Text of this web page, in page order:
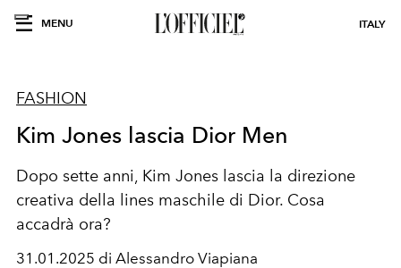
MENU ITALY
FASHION
Kim Jones lascia Dior Men
Dopo sette anni, Kim Jones lascia la direzione
creativa della lines maschile di Dior. Cosa
accadrà ora?
31.01.2025 di Alessandro Viapiana